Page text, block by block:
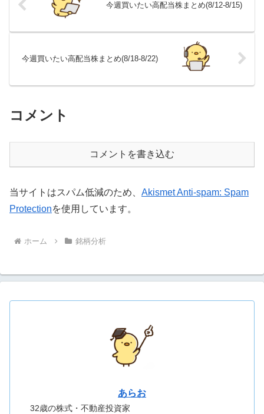
今週買いたい高配当株まとめ(8/12-8/15)
今週買いたい高配当株まとめ(8/18-8/22)
コメント
コメントを書き込む
当サイトはスパム低減のため、 Akismet Anti-spam: Spam
Protectionを使用しています。
ホーム 銘柄分析
あらお
32歳の株式・不動産投資家